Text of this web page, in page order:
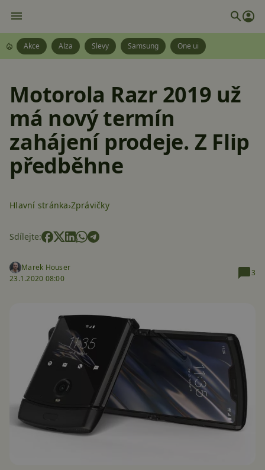
Akce Alza Slevy Samsung One ui
Motorola Razr 2019 už
má nový termín
zahájení prodeje. Z Flip
předběhne
Hlavní stránka Zprávičky
Sdílejte:
Marek Houser
23.1.2020 08:00
3